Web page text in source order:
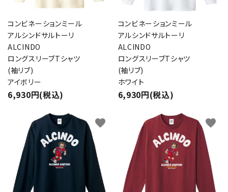
コンビネーションミール
アルシンドサルトーリ
ALCINDO
ロングスリーブTシャツ
(袖リブ)
アイボリー
6,930円(税込)
コンビネーションミール
アルシンドサルトーリ
ALCINDO
ロングスリーブTシャツ
(袖リブ)
ホワイト
6,930円(税込)
favorite favorite